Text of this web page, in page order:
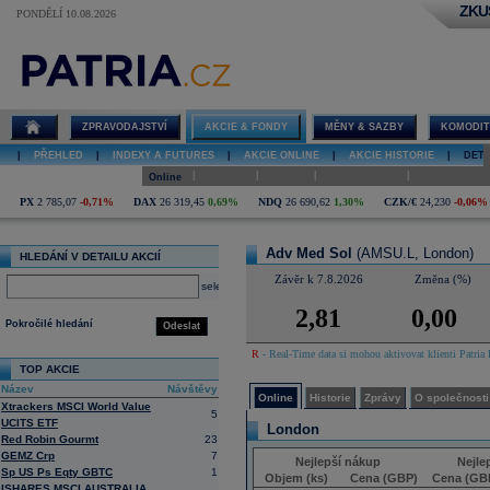
PONDĚLÍ 10.08.2026
Adv Med Sol
ZPRAVODAJSTVÍ AKCIE & FONDY MĚNY & SAZBY
PŘEHLED INDEXY A FUTURES AKCIE ONLINE AKCIE HISTORIE
Online
PX 2 785,07 -0,71% DAX 26 319,45 0,69% NDQ 26 690,62 1,30% CZK/€ 24,230 -0,06%
HLEDÁNÍ V DETAILU AKCIÍ
select
Odeslat
Pokročilé hledání
TOP AKCIE
Název
Návštěvy
Xtrackers MSCI World Value
UCITS ETF
5
Red Robin Gourmt
23
GEMZ Crp
7
Sp US Ps Eqty GBTC
1
Adv Med Sol (AMSU.L, London)
Závěr k 7.8.2026 Změna (%)
2,81 0,00
R - Real-Time data si mohou aktivovat klienti
Online Historie Zprávy O společnosti
London
Nejlepší nákup
Objem (ks)
Cena (GBP)
Cena